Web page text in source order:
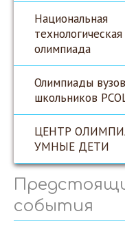
Национальная
технологическая
олимпиада
Олимпиады
школьников
ЦЕНТР
УМНЫЕ ДЕТИ
события